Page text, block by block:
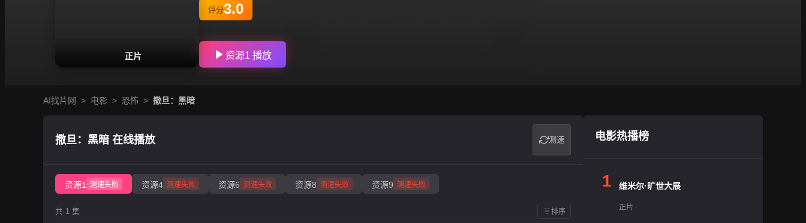
正片
评分3.0
资源1 播放
AI找片网 > 电影 > 恐怖 > 撒旦：黑暗
撒旦：黑暗 在线播放 测速
资源1 测速失败 资源4 测速失败 资源6 测速失败 资源8 测速失败 资源9 测速失败
共 1 集 排序
电影热播榜
1 维米尔·旷世大展
正片